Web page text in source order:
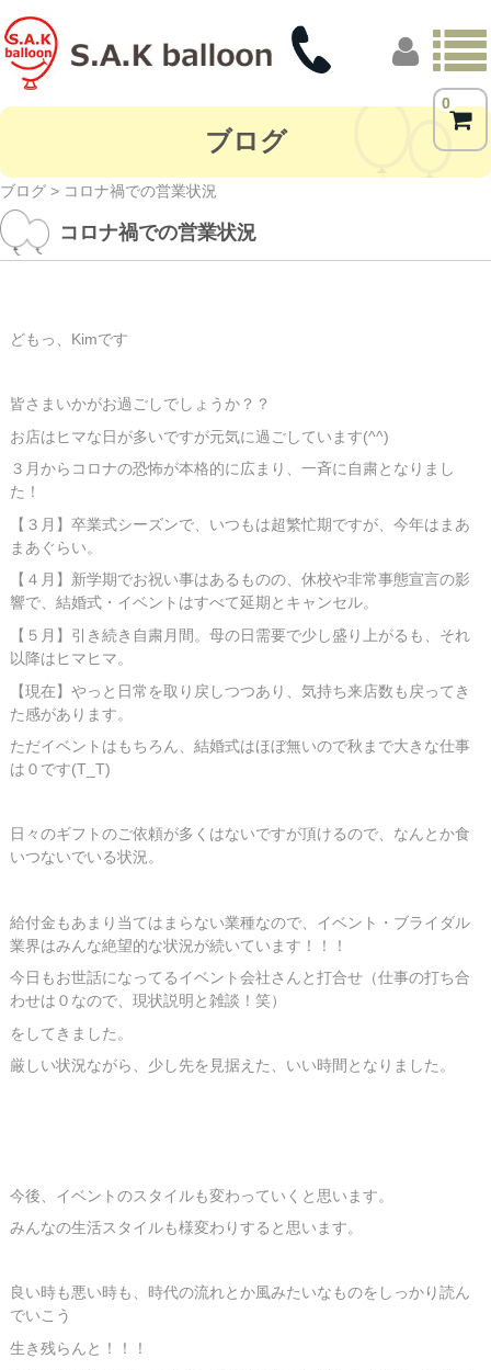
0
商品一覧
フォトギャラリー
店舗概要
ブログ
ブログ > コロナ禍での営業状況
コロナ禍での営業状況
どもっ、Kimです
皆さまいかがお過ごしでしょうか？？
お店はヒマな日が多いですが元気に過ごしています(^^)
３月からコロナの恐怖が本格的に広まり、一斉に自粛となりまし
た！
【３月】卒業式シーズンで、いつもは超繁忙期ですが、今年はまあ
まあぐらい。
【４月】新学期でお祝い事はあるものの、休校や非常事態宣言の影
響で、結婚式・イベントはすべて延期とキャンセル。
【５月】引き続き自粛月間。母の日需要で少し盛り上がるも、それ
以降はヒマヒマ。
【現在】やっと日常を取り戻しつつあり、気持ち来店数も戻ってき
た感があります。
ただイベントはもちろん、結婚式はほぼ無いので秋まで大きな仕事
は０です(T_T)
日々のギフトのご依頼が多くはないですが頂けるので、なんとか食
いつないでいる状況。
給付金もあまり当てはまらない業種なので、イベント・ブライダル
業界はみんな絶望的な状況が続いています！！！
今日もお世話になってるイベント会社さんと打合せ（仕事の打ち合
わせは０なので、現状説明と雑談！笑）
をしてきました。
厳しい状況ながら、少し先を見据えた、いい時間となりました。
今後、イベントのスタイルも変わっていくと思います。
みんなの生活スタイルも様変わりすると思います。
良い時も悪い時も、時代の流れとか風みたいなものをしっかり読ん
でいこう
生き残らんと！！！